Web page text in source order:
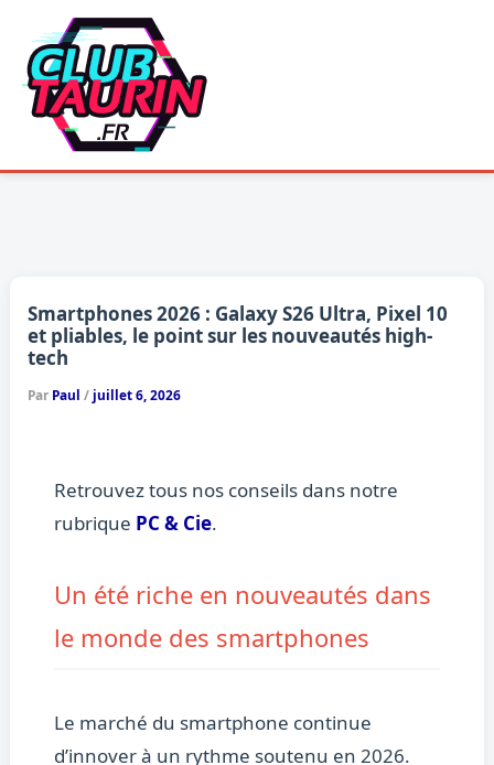
contenu
Smartphones 2026 : Galaxy S26 Ultra, Pixel 10
et pliables, le point sur les nouveautés high-
tech
Par Paul / juillet 6, 2026
Retrouvez tous nos conseils dans notre
rubrique PC & Cie.
Un été riche en nouveautés dans
le monde des smartphones
Le marché du smartphone continue
d’innover à un rythme soutenu en 2026.